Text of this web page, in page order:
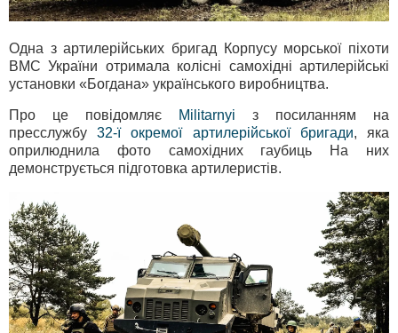
Одна з артилерійських бригад Корпусу морської піхоти
ВМС України отримала колісні самохідні артилерійські
установки «Богдана» українського виробництва.
Про це повідомляє Militarnyi з посиланням на
пресслужбу32-ї окремої артилерійської бригади, яка
оприлюднила фото самохідних гаубиць На них
демонструється підготовка артилеристів.